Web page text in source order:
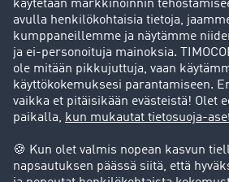
Asiakassuosittelut
Goodies
Tukipalvelu
Tukipalvelu
Oikeudelliset asiat